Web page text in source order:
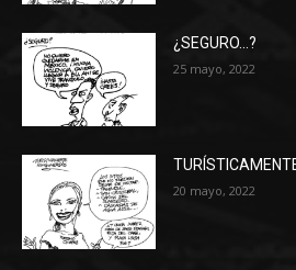
¿SEGURO…?
25 mayo, 2022
20 mayo, 2022